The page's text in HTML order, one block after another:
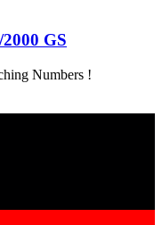
GS
Numbers !